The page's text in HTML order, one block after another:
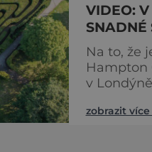
VIDEO:
SNADNÉ
Na to, že
Hampton
v
1695
zobrazit více